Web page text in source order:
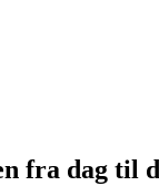
fra dag til